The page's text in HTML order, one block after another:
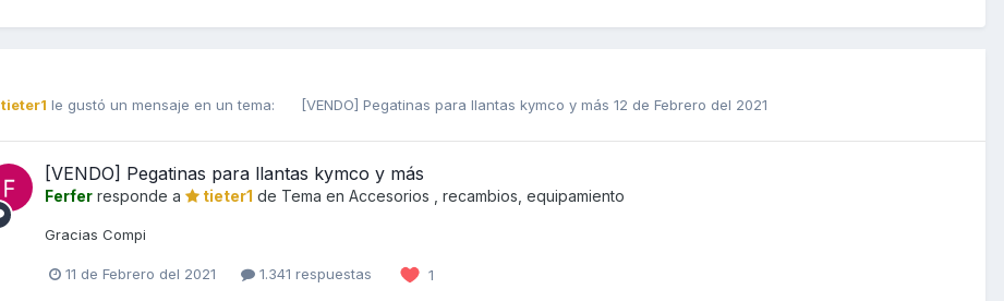
tieter1 le gustó un mensaje en un tema: [VENDO] Pegatinas para llantas kymco y más 12 de Febrero del 2021
[VENDO] Pegatinas para llantas kymco y más
Ferfer responde a tieter1 de Tema en Accesorios , recambios, equipamiento
Gracias Compi
11 de Febrero del 2021 1.341 respuestas 1